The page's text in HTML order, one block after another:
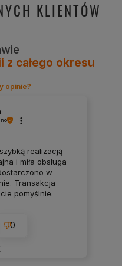
KLIENTÓW
z całego okresu
opinie?
realizacją
i miła obsługa
w
Transakcja
pomyślnie.
bieżąco.
0